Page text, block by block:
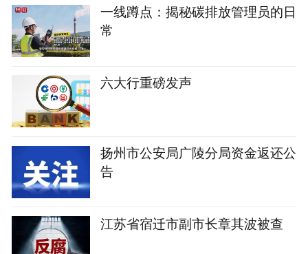
一线蹲点：揭秘碳排放管理员的日
常
六大行重磅发声
扬州市公安局广陵分局资金返还公
告
江苏省宿迁市副市长章其波被查